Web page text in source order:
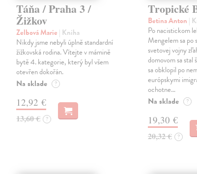
Táňa / Praha 3 /
Žižkov
Zelbová Marie | Kniha
Nikdy jsme nebyli úplně standardní
žižkovská rodina. Vítejte v mámině
bytě 4. kategorie, který byl všem
otevřen dokořán.
Na sklade ?
12,92 €
13,60 € ?
Tropické
Betina Anton |
Po nacistickom
Mengelem sa po
svetovej vojny
domovom sa stal
sa obklopil po
európskymi
ochotne…
Na sklade ?
19,30 €
20,32 € ?